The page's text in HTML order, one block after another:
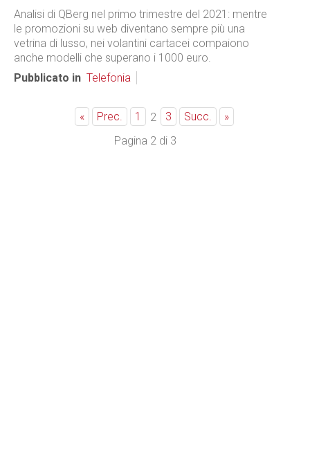
Analisi di QBerg nel primo trimestre del 2021: mentre
le promozioni su web diventano sempre più una
vetrina di lusso, nei volantini cartacei compaiono
anche modelli che superano i 1000 euro.
Pubblicato in Telefonia
« Prec. 1 2 3 Succ.
»
Pagina 2 di 3